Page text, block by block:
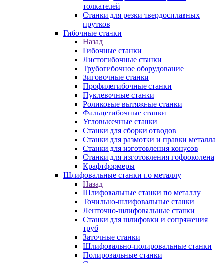
толкателей
Станки для резки твердосплавных
прутков
Гибочные станки
Назад
Гибочные станки
Листогибочные станки
Трубогибочное оборудование
Зиговочные станки
Профилегибочные станки
Пуклевочные станки
Роликовые вытяжные станки
Фальцегибочные станки
Угловысечные станки
Станки для сборки отводов
Станки для размотки и правки металла
Станки для изготовления конусов
Станки для изготовления гофроколена
Крафтформеры
Шлифовальные станки по металлу
Назад
Шлифовальные станки по металлу
Точильно-шлифовальные станки
Ленточно-шлифовальные станки
Станки для шлифовки и сопряжения
труб
Заточные станки
Шлифовально-полировальные станки
Полировальные станки